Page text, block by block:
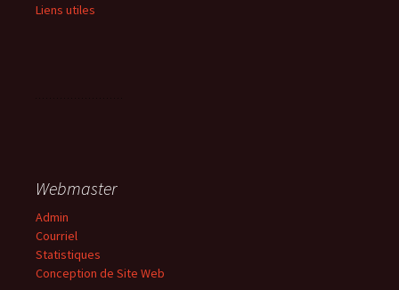
Liens utiles
Webmaster
Admin
Courriel
Statistiques
Conception de Site Web